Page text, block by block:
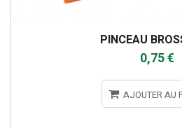
PINCEAU
0,75 €
AJOUTER AU